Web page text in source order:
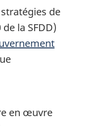
de
la SFDD)
en œuvre